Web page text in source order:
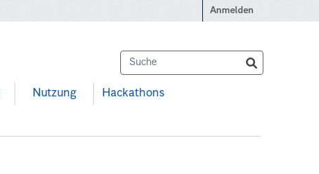
Anmelden
Nutzung Hackathons